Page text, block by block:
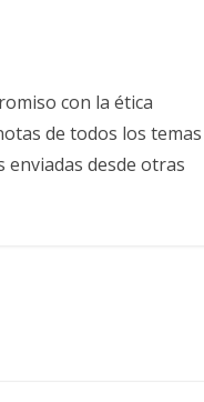
con la ética
de todos los
desde otras